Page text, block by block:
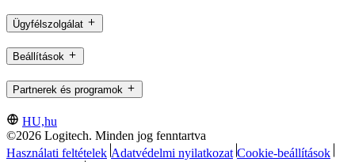
Ügyfélszolgálat
Beállítások
Partnerek és programok
HU,hu
©2026 Logitech. Minden jog fenntartva
Használati feltételek Adatvédelmi nyilatkozat Cookie-beállítások